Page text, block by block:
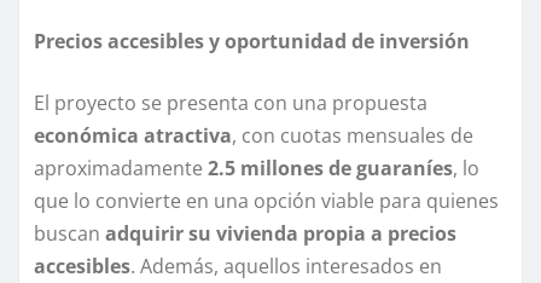
Precios accesibles y oportunidad de inversión
El proyecto se presenta con una propuesta
económica atractiva, con cuotas mensuales de
aproximadamente 2.5 millones de guaraníes, lo
que lo convierte en una opción viable para quienes
buscan adquirir su vivienda propia a precios
accesibles. Además, aquellos interesados en